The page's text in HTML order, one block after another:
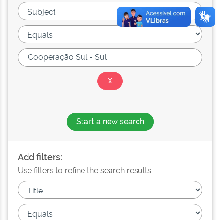
Start a new search
Add filters:
Use filters to refine the search results.